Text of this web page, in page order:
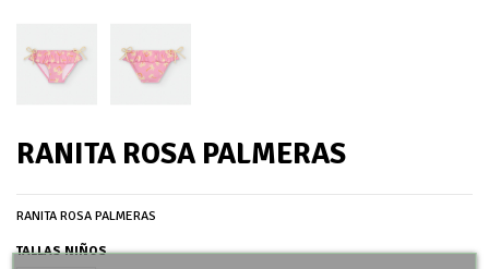
RANITA ROSA PALMERAS
RANITA ROSA PALMERAS
TALLAS NIÑOS